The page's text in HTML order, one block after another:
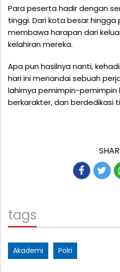
Para peserta hadir dengan
tinggi. Dari kota besar hingga
membawa harapan dari
kelahiran mereka.
Apa pun hasilnya nanti,
hari ini menandai sebuah
lahirnya pemimpin-pemimpin
berkarakter, dan berdedikasi
tags
Akademi Polri